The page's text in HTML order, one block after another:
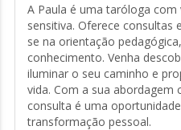
A Paula é uma taróloga
sensitiva. Oferece consultas
se na orientação
conhecimento. Venha
iluminar o seu caminho e
vida. Com a sua abordagem
consulta é uma
transformação pessoal.